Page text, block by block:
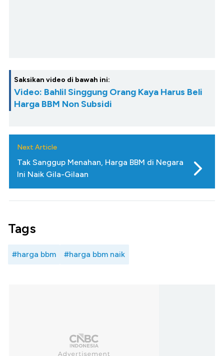
Saksikan video di bawah ini:
Video: Bahlil Singgung Orang Kaya Harus Beli
Harga BBM Non Subsidi
Next Article
Tak Sanggup Menahan, Harga BBM di Negara
Ini Naik Gila-Gilaan
Tags
#harga bbm #harga bbm naik